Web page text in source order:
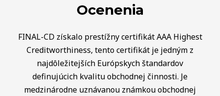
Ocenenia
FINAL-CD získalo prestížny certifikát AAA Highest
Creditworthiness, tento certifikát je jedným z
najdôležitejších Európskych štandardov
definujúcich kvalitu obchodnej činnosti. Je
medzinárodne uznávanou známkou obchodnej